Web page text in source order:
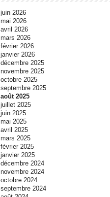
juin 2026
mai 2026
avril 2026
mars 2026
février 2026
janvier 2026
décembre 2025
novembre 2025
octobre 2025
septembre 2025
août 2025
juillet 2025
juin 2025
mai 2025
avril 2025
mars 2025
février 2025
janvier 2025
décembre 2024
novembre 2024
octobre 2024
septembre 2024